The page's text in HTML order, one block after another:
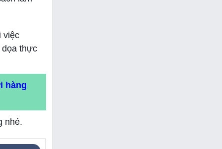
việc
dọa thực
hàng
nhé.